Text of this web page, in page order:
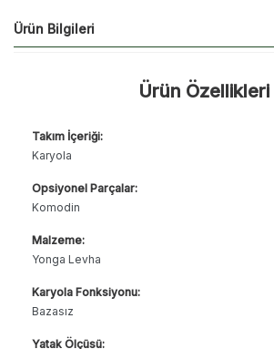
Ürün Bilgileri
Ürün Özellikleri
Takım İçeriği:
Karyola
Opsiyonel Parçalar:
Komodin
Malzeme:
Yonga Levha
Karyola Fonksiyonu:
Bazasız
Yatak Ölçüsü: